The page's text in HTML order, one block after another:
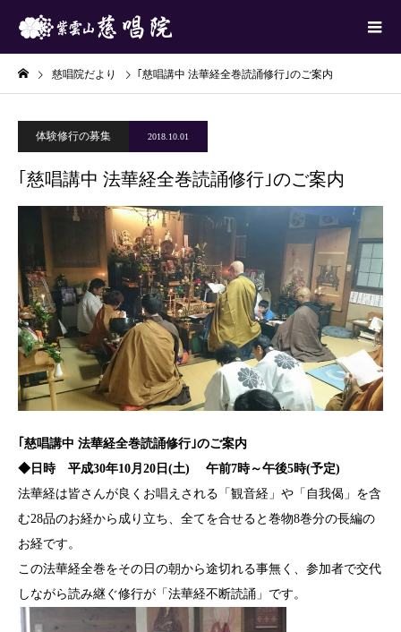
慈唱院だより ｢慈唱講中 法華経全巻読誦修行｣のご案内
体験修行の募集 2018.10.01
｢慈唱講中 法華経全巻読誦修行｣のご案内
｢慈唱講中 法華経全巻読誦修行｣のご案内
◆日時 平成30年10月20日(土) 午前7時～午後5時(予定)
法華経は皆さんが良くお唱えされる「観音経」や「自我偈」を含
む28品のお経から成り立ち、全てを合せると巻物8巻分の長編の
お経です。
この法華経全巻をその日の朝から途切れる事無く、参加者で交代
しながら読み継ぐ修行が「法華経不断読誦」です。